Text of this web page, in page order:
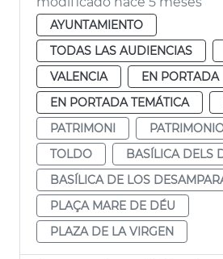
AYUNTAMIENTO
TODAS LAS AUDIENCIAS
VALENCIA
EN PORTADA
EN PORTADA TEMÁTICA
PATRIMONI
TOLDO
BASÍLICA DELS
BASÍLICA DE LOS
PLAÇA MARE DE DÉU
PLAZA DE LA VIRGEN